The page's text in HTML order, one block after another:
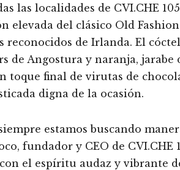
las localidades de CVI.CHE
elevada del clásico Old
reconocidos de Irlanda. El
de Angostura y naranja,
toque final de virutas de
digna de la ocasión.
siempre estamos buscando
fundador y CEO de
el espíritu audaz y vibrante